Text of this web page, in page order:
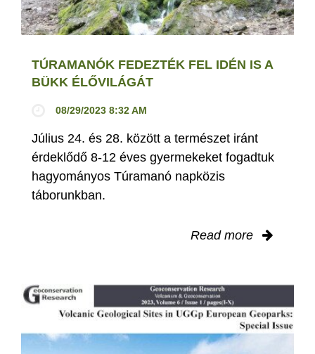
TÚRAMANÓK FEDEZTÉK FEL IDÉN IS A
BÜKK ÉLŐVILÁGÁT
08/29/2023 8:32 AM
Július 24. és 28. között a természet iránt
érdeklődő 8-12 éves gyermekeket fogadtuk
hagyományos Túramanó napközis
táborunkban.
Read more